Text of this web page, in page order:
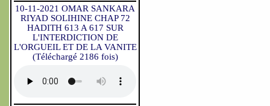
10-11-2021 OMAR SANKARA
RIYAD SOLIHINE CHAP 72
HADITH 613 A 617 SUR
L'INTERDICTION DE
L'ORGUEIL ET DE LA VANITE
(Téléchargé 2186 fois)